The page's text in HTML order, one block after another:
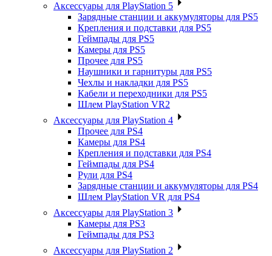
Аксессуары для PlayStation 5
Зарядные станции и аккумуляторы для PS5
Крепления и подставки для PS5
Геймпады для PS5
Камеры для PS5
Прочее для PS5
Наушники и гарнитуры для PS5
Чехлы и накладки для PS5
Кабели и переходники для PS5
Шлем PlayStation VR2
Аксессуары для PlayStation 4
Прочее для PS4
Камеры для PS4
Крепления и подставки для PS4
Геймпады для PS4
Рули для PS4
Зарядные станции и аккумуляторы для PS4
Шлем PlayStation VR для PS4
Аксессуары для PlayStation 3
Камеры для PS3
Геймпады для PS3
Аксессуары для PlayStation 2